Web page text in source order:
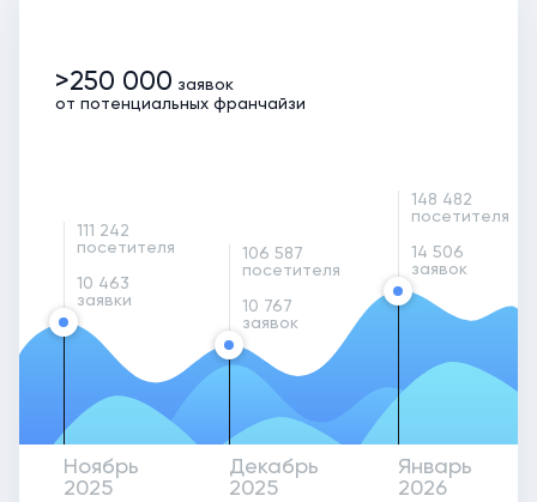
>250 000 заявок
от потенциальных франчайзи
111 242
посетителя
10 463
заявки
Ноябрь
2025
106 587
посетителя
10 767
заявок
Декабрь
2025
148 482
посетителя
14 506
заявок
Январь
2026